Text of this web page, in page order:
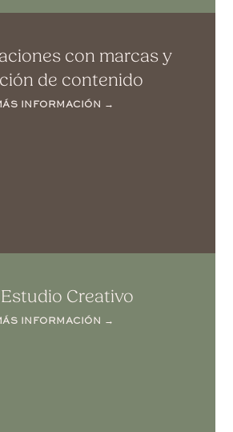
con marcas y
de contenido
INFORMACIÓN →
Creativo
INFORMACIÓN →